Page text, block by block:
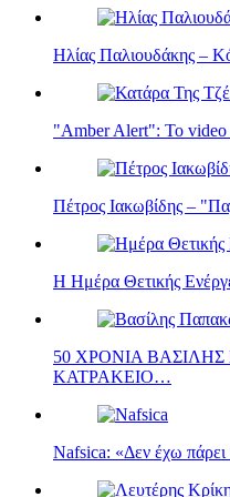
Ηλίας Παλιουδάκης –
"Amber Alert": Το video
Πέτρος Ιακωβίδης –
Η Ημέρα Θετικής
50 ΧΡΟΝΙΑ
ΚΑΤΡΑΚΕΙΟ…
Nafsica: «Δεν έχω